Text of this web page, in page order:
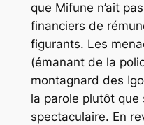
que Mifune n’ait
financiers de
figurants. Les
(émanant de la
montagnard des
la parole plutôt que
spectaculaire. En